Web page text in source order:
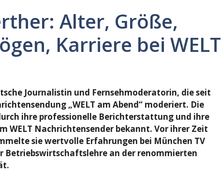
Alter, Größe,
Karriere bei WELT
Journalistin und Fernsehmoderatorin, die seit
„WELT am Abend“ moderiert. Die
ihre professionelle Berichterstattung und ihre
WELT Nachrichtensender bekannt. Vor ihrer Zeit
sie wertvolle Erfahrungen bei München TV
Betriebswirtschaftslehre an der renommierten